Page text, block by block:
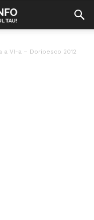
a VI-a – Doripesco 2012